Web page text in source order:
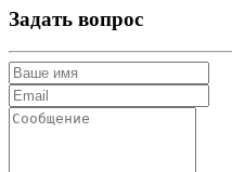
Задать вопрос